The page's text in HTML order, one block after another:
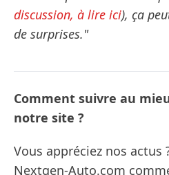
discussion, à lire ici), ça
de surprises."
Comment suivre au
notre site ?
Vous appréciez nos actus
Nextgen-Auto.com